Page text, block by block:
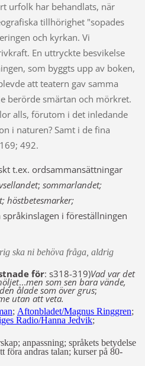
urfolk har behandlats, när
tillhörighet "sopades
och kyrkan. Vi
En uttryckte besvikelse
som byggts upp av boken,
att teatern gav samma
berörde smärtan och mörkret.
alls, förutom i det inledande
i naturen? Samt i de fina
492.
t.ex. ordsammansättningar
; sommarlandet;
höstbetesmarker;
språkinslagen i föreställningen
ska ni behöva fråga, aldrig
för: s318-319)Vad var det
...men som sen bara vände,
ålade som över grus;
utan att veta.
; Aftonbladet/Magnus Ringgren;
Radio/Hanna Jedvik;
anpassning; språkets betydelse
föra andras talan; kurser på 80-